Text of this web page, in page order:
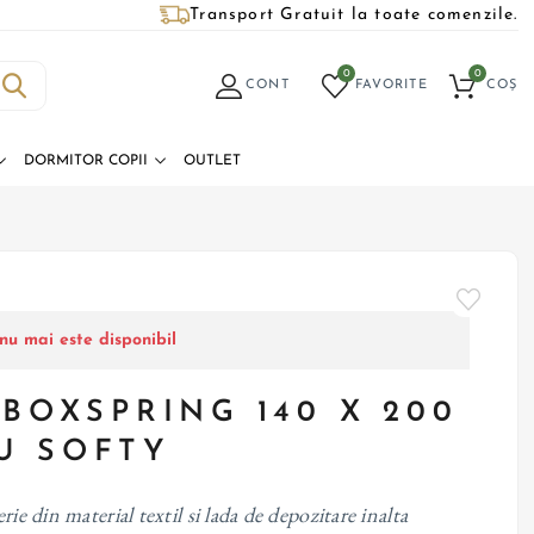
Transport Gratuit la toate comenzile.
CONT FAVORITE
0
COȘ
0
DORMITOR COPII OUTLET
mai este disponibil
140 X 200
SOFTY
din material textil si lada de depozitare inalta